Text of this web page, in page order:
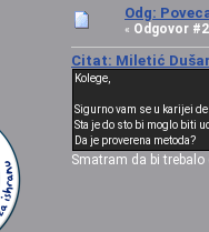
Odg:
« Odgovor
Citat: Miletić
Kolege,
Sigurno vam se u karijei
Sta je do sto bi moglo biti
Da je proverena metoda?
Smatram da bi